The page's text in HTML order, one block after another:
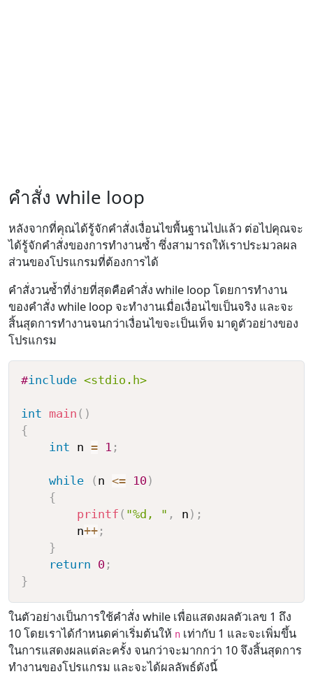
คำสั่ง while loop
หลังจากที่คุณได้รู้จักคำสั่งเงื่อนไขพื้นฐานไปแล้ว ต่อไปคุณจะ
ได้รู้จักคำสั่งของการทำงานซ้ำ ซึ่งสามารถให้เราประมวลผล
ส่วนของโปรแกรมที่ต้องการได้
คำสั่งวนซ้ำที่ง่ายที่สุดคือคำสั่ง while loop โดยการทำงาน
ของคำสั่ง while loop จะทำงานเมื่อเงื่อนไขเป็นจริง และจะ
สิ้นสุดการทำงานจนกว่าเงื่อนไขจะเป็นเท็จ มาดูตัวอย่างของ
โปรแกรม
#include <stdio.h>
int main ( )
{
int n = 1 ;
while ( n <= 10)
{
printf ( "%d, " , n ) ;
        n
++;
}
return
0;
}
ในตัวอย่างเป็นการใช้คำสั่ง while เพื่อแสดงผลตัวเลข 1 ถึง
10 โดยเราได้กำหนดค่าเริ่มต้นให้ n เท่ากับ 1 และจะเพิ่มขึ้น
ในการแสดงผลแต่ละครั้ง จนกว่าจะมากกว่า 10 จึงสิ้นสุดการ
ทำงานของโปรแกรม และจะได้ผลลัพธ์ดังนี้